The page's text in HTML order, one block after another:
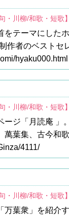
・川柳/和歌・短歌
をテーマにした
作者のベスト
hyaku000.html
・川柳/和歌・短歌
ージ「月読庵
萬葉集、古今和
4111/
・川柳/和歌・短歌
万葉衆」を紹介